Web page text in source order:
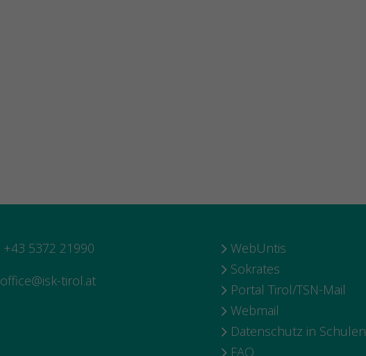
+43 5372 21990
office@isk-tirol.at
WebUntis
Sokrates
Portal Tirol/TSN-Mail
Webmail
Datenschutz in Schulen
FAQ